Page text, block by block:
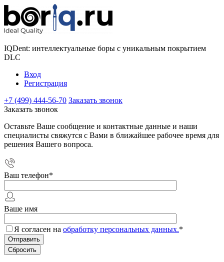
IQDent: интеллектуальные боры с уникальным покрытием
DLC
Вход
Регистрация
+7 (499) 444-56-70 Заказать звонок
Заказать звонок
Оставьте Ваше сообщение и контактные данные и наши
специалисты свяжутся с Вами в ближайшее рабочее время для
решения Вашего вопроса.
Ваш телефон*
Ваше имя
Я согласен на обработку персональных данных.*